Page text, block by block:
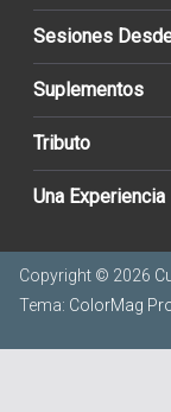
Sesiones
Suplementos
Tributo
Una Experiencia
Copyright © 2026
Tema: ColorMag